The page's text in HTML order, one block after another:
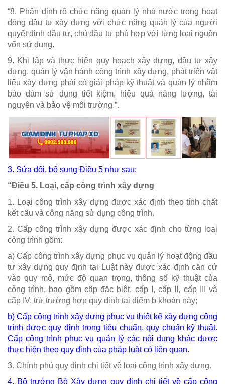
“8. Phân định rõ chức năng quản lý nhà nước trong hoạt
động đầu tư xây dựng với chức năng quản lý của người
quyết định đầu tư, chủ đầu tư phù hợp với từng loại nguồn
vốn sử dụng.
9. Khi lập và thực hiện quy hoạch xây dựng, đầu tư xây
dựng, quản lý vận hành công trình xây dựng, phát triển vật
liệu xây dựng phải có giải pháp kỹ thuật và quản lý nhằm
bảo đảm sử dụng tiết kiệm, hiệu quả năng lượng, tài
nguyên và bảo vệ môi trường.”.
3. Sửa đổi, bổ sung Điều 5 như sau:
“Điều 5. Loại, cấp công trình xây dựng
1. Loại công trình xây dựng được xác định theo tính chất
kết cấu và công năng sử dụng công trình.
2. Cấp công trình xây dựng được xác định cho từng loại
công trình gồm:
a) Cấp công trình xây dựng phục vụ quản lý hoạt động đầu
tư xây dựng quy định tại Luật này được xác định căn cứ
vào quy mô, mức độ quan trọng, thông số kỹ thuật của
công trình, bao gồm cấp đặc biệt, cấp I, cấp II, cấp III và
cấp IV, trừ trường hợp quy định tại điểm b khoản này;
b) Cấp công trình xây dựng phục vụ thiết kế xây dựng công
trình được quy định trong tiêu chuẩn, quy chuẩn kỹ thuật.
Cấp công trình phục vụ quản lý các nội dung khác được
thực hiện theo quy định của pháp luật có liên quan.
3. Chính phủ quy định chi tiết về loại công trình xây dựng.
4. Bộ trưởng Bộ Xây dựng quy định chi tiết về cấp công